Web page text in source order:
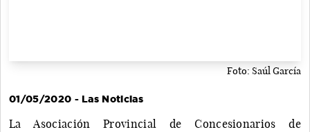
Foto: Saúl García
01/05/2020 - Las Noticias
La Asociación Provincial de Concesionarios de